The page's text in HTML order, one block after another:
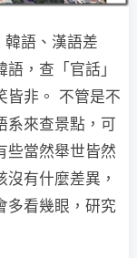
語、漢語差
，查「官話」
皆非。 不管是不
系來查景點，可
些當然舉世皆然
有什麼差異，
多看幾眼，研究